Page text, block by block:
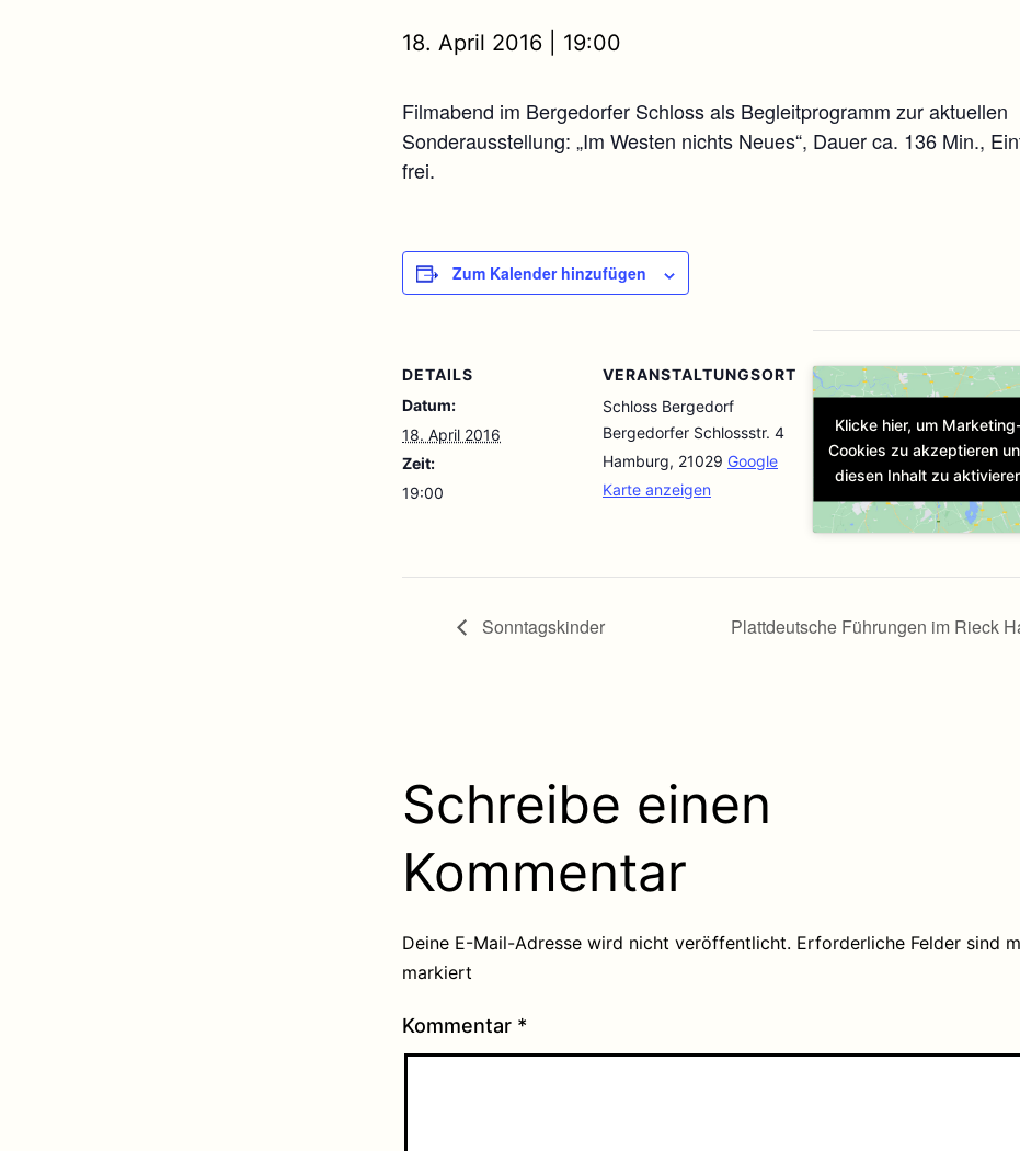
18. April 2016 | 19:00
Filmabend im Bergedorfer Schloss als Begleitprogramm zur aktuellen
Sonderausstellung: „Im Westen nichts Neues“, Dauer ca. 136 Min.,
frei.
Zum Kalender hinzufügen
DETAILS
Datum:
18. April 2016
Zeit:
19:00
VERANSTALTUNGSORT
Schloss Bergedorf
Bergedorfer Schlossstr. 4
Hamburg, 21029 Google
Karte anzeigen
Klicke hier, um
Cookies zu akzeptieren
diesen Inhalt zu
Sonntagskinder Plattdeutsche Führungen im Rieck
Schreibe einen
Kommentar
Deine E-Mail-Adresse wird nicht veröffentlicht. Erforderliche Felder sind
markiert
Kommentar *